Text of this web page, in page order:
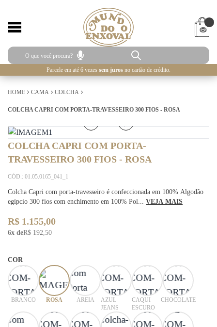
Parcele em até 6 vezes sem juros no cartão de crédito.
HOME CAMA COLCHA
COLCHA CAPRI COM PORTA-TRAVESSEIRO 300 FIOS - ROSA
COLCHA CAPRI COM PORTA-
TRAVESSEIRO 300 FIOS - ROSA
CÓD.: 01.05.0165_041_1
Colcha Capri com porta-travesseiro é confeccionada em 100% Algodão
egípcio 300 fios com enchimento em 100% Pol... VEJA MAIS
R$ 1.155,00
6x deR$ 192,50
COR
BRANCO ROSA AREIA
AZUL
JEANS
CAQUI
ESCURO
CHOCOLATE